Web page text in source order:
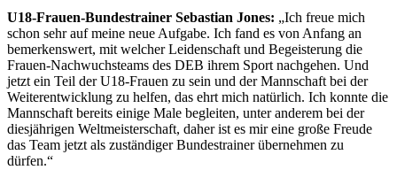
U18-Frauen-Bundestrainer Sebastian Jones: „Ich freue mich
schon sehr auf meine neue Aufgabe. Ich fand es von Anfang an
bemerkenswert, mit welcher Leidenschaft und Begeisterung die
Frauen-Nachwuchsteams des DEB ihrem Sport nachgehen. Und
jetzt ein Teil der U18-Frauen zu sein und der Mannschaft bei der
Weiterentwicklung zu helfen, das ehrt mich natürlich. Ich konnte die
Mannschaft bereits einige Male begleiten, unter anderem bei der
diesjährigen Weltmeisterschaft, daher ist es mir eine große Freude
das Team jetzt als zuständiger Bundestrainer übernehmen zu
dürfen.“